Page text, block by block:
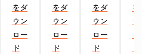
をダ
ウン
ロー
ド
をダ
ウン
ロー
ド
をダ
ウン
ロー
ド